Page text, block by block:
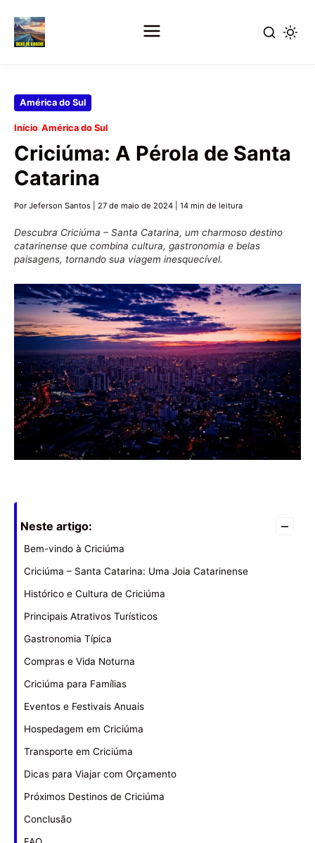
Pular
conteúdo
principal
América do Sul
Início›América do Sul
Criciúma: A Pérola de Santa
Catarina
Por Jeferson Santos 27 de maio de 2024 14 min de leitura
Descubra Criciúma – Santa Catarina, um charmoso destino
catarinense que combina cultura, gastronomia e belas
paisagens, tornando sua viagem inesquecível.
Neste artigo: –
Bem-vindo à Criciúma
Criciúma – Santa Catarina: Uma Joia Catarinense
Histórico e Cultura de Criciúma
Principais Atrativos Turísticos
Gastronomia Típica
Compras e Vida Noturna
Criciúma para Famílias
Eventos e Festivais Anuais
Hospedagem em Criciúma
Transporte em Criciúma
Dicas para Viajar com Orçamento
Próximos Destinos de Criciúma
Conclusão